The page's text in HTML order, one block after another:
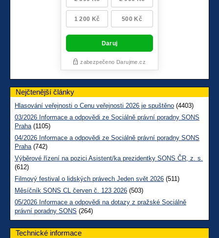
Nejčtenější články
Hlasování veřejnosti o Cenu veřejnosti 2026 je spuštěno (4403)
03/2026 Informace a odpovědi ze Sociálně právní poradny SONS
Praha(1105)
04/2026 Informace a odpovědi ze Sociálně právní poradny SONS
Praha(742)
Výběrové řízení na pozici Asistent/ka prezidentky SONS ČR, z. s.
(612)
Filmový festival o lidských právech Jeden svět 2026 (511)
Měsíčník SONS CL červen č. 123 2026 (503)
05/2026 Informace a odpovědi na dotazy z pražské Sociálně
právní poradny SONS (264)
Technické informace